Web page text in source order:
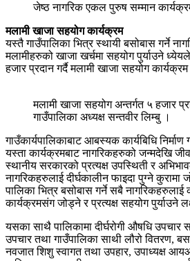
जेष्ठ नागरिक एकल पुरुष सम्मान
मलामी खाजा सहयोग कार्यक्रम
यस्तै गाउँपालिका भित्र स्थायी बसोबास गर्ने
मलामीहरुको खाजा खर्चमा सहयोग पुर्याउने
हजार प्रदान गर्दै मलामी खाजा सहयोग
मलामी खाजा सहयोग अन्तर्गत ५ हजार
गाउँपालिका अध्यक्ष सन्तवीर लिम्बु ।
गाउँकार्यपालिकाबाट आबस्यक कार्यबिधि
यस्ता कार्यक्रमबाट नागरिकहरुको जन्मदेखि
स्थानीय सरकारको प्रत्यक्ष उपस्थिती र
नागरिकहरुलाई दीर्घकालीन फाइदा पुग्ने कुरामा
पालिका भित्र बसोबास गर्ने सबै
कार्यक्रमसंग जोड्ने र प्रत्यक्ष सहयोग पुर्याउने
यसका साथै पालिकामा दीर्घरोगी औषधि उपचार
उपचार तथा गाउँपालिका साथी लौरो वितरण,
नवजात शिशु स्वागत तथा उपहार, उपाध्यक्ष